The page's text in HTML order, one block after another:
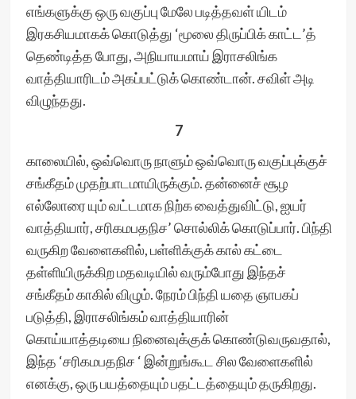
எங்களுக்கு ஒரு வகுப்பு மேலே படித்தவள் யிடம்
இரகசியமாகக் கொடுத்து ‘மூலை திருப்பிக் காட்ட’த்
தெண்டித்த போது, அநியாயமாய் இராசலிங்க
வாத்தியாரிடம் அகப்பட்டுக் கொண்டான். சவிள் அடி
விழுந்தது.
7
காலையில், ஒவ்வொரு நாளும் ஒவ்வொரு வகுப்புக்குச்
சங்கீதம் முதற்பாடமாயிருக்கும். தன்னைச் சூழ
எல்லோரை யும் வட்டமாக நிற்க வைத்துவிட்டு, ஐயர்
வாத்தியார், சரிகமபதநிச’ சொல்லிக் கொடுப்பார். பிந்தி
வருகிற வேளைகளில், பள்ளிக்குக் கால் கட்டை
தள்ளியிருக்கிற மதவடியில் வரும்போது இந்தச்
சங்கீதம் காகில் விழும். நேரம் பிந்தி யதை ஞாபகப்
படுத்தி, இராசலிங்கம் வாத்தியாரின்
கொய்யாத்தடியை நினைவுக்குக் கொண்டுவருவதால்,
இந்த ‘சரிகமபதநிச ‘ இன்றுங்கூட சில வேளைகளில்
எனக்கு, ஒரு பயத்தையும் பதட்டத்தையும் தருகிறது.